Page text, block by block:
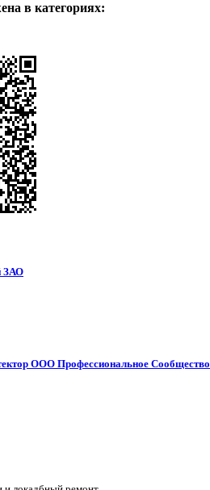
в категориях:
ЗАО
ООО Профессиональное Сообщество